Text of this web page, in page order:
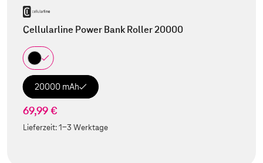
Cellularline Power Bank Roller 20000
20000 mAh
69,99 €
Lieferzeit:1-3 Werktage